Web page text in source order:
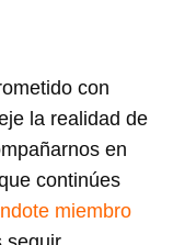
con
la realidad de
en
continúes
miembro